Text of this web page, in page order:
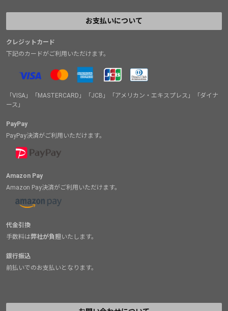
お支払いについて
クレジットカード
下記のカードがご利用いただけます。
「VISA」「MASTERCARD」「JCB」「アメリカン・エキスプレス」「ダイナ
ース」
PayPay
PayPay決済がご利用いただけます。
Amazon Pay
Amazon Pay決済がご利用いただけます。
代金引換
手数料は弊社が負担いたします。
銀行振込
前払いでのお支払いとなります。